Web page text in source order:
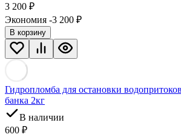
3 200 ₽
Экономия -3 200 ₽
В корзину
Гидропломба для остановки
банка 2кг
В наличии
600 ₽